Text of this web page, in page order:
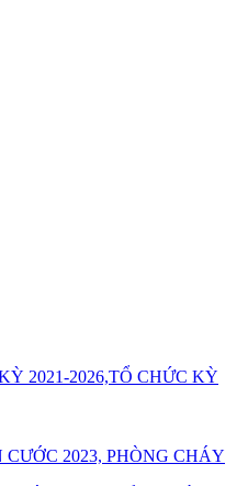
2021-2026,TỔ CHỨC KỲ
2023, PHÒNG CHÁY